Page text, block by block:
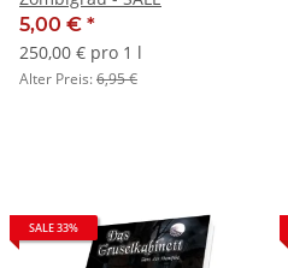
5,00 € *
250,00 € pro 1 l
Alter Preis:6,95 €
SALE 33%